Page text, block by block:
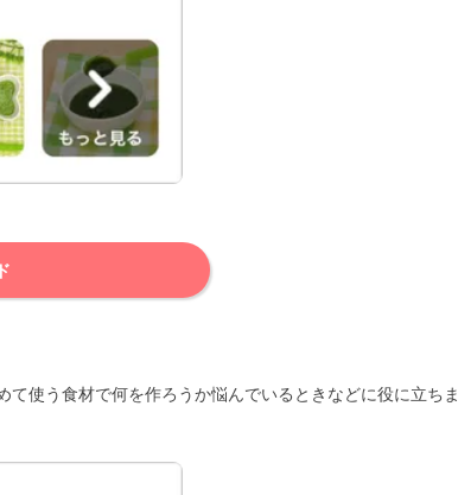
使う食材で何を作ろうか悩んでいるときなどに役に立ちま